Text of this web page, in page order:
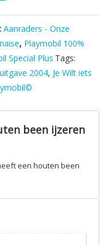
Aanraders - Onze
, Playmobil 100%
Special Plus Tags:
2004, Je Wilt iets
been ijzeren
een houten been